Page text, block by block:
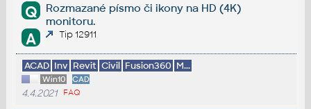
Q
Rozmazané písmo či ikony na HD (4K)
monitoru.
A Tip 12911
ACAD Inv Revit Civil Fusion360 M...
Win10 CAD
4.4.2021 FAQ